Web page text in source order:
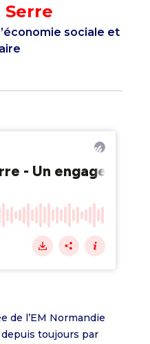
Serre
sociale et
de l’EM Normandie
toujours par